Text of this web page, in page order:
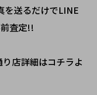
送るだけでLINE
査定!!
店詳細はコチラよ